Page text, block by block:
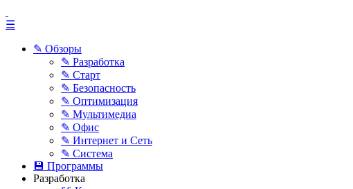
☰
✎ Обзоры
✎ Разработка
✎ Старт
✎ Безопасность
✎ Оптимизация
✎ Мультимедиа
✎ Офис
✎ Интернет и Сеть
✎ Система
💾 Программы
Разработка